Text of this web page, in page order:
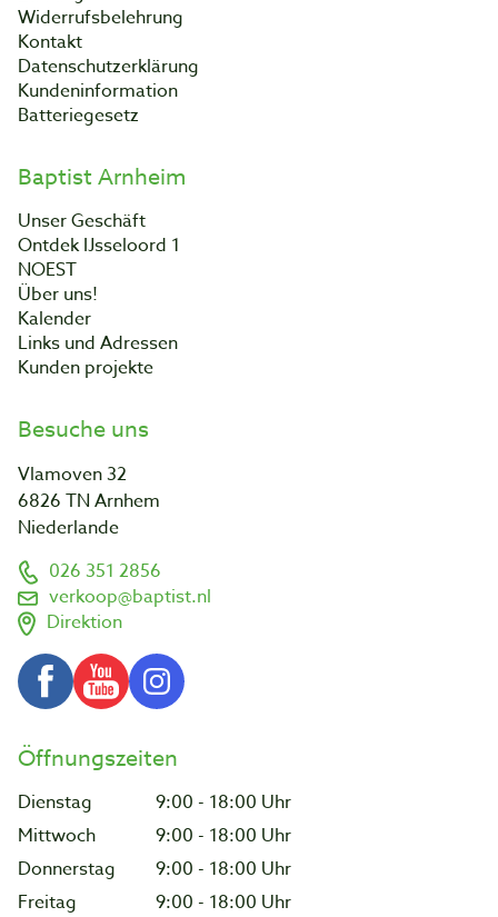
Widerrufsbelehrung
Kontakt
Datenschutzerklärung
Kundeninformation
Batteriegesetz
Baptist Arnheim
Unser Geschäft
Ontdek IJsseloord 1
NOEST
Über uns!
Kalender
Links und Adressen
Kunden projekte
Besuche uns
Vlamoven 32
6826 TN Arnhem
Niederlande
026 351 2856
verkoop@baptist.nl
Direktion
Öffnungszeiten
Dienstag
9:00 - 18:00 Uhr
Mittwoch
9:00 - 18:00 Uhr
Donnerstag
9:00 - 18:00 Uhr
Freitag
9:00 - 18:00 Uhr